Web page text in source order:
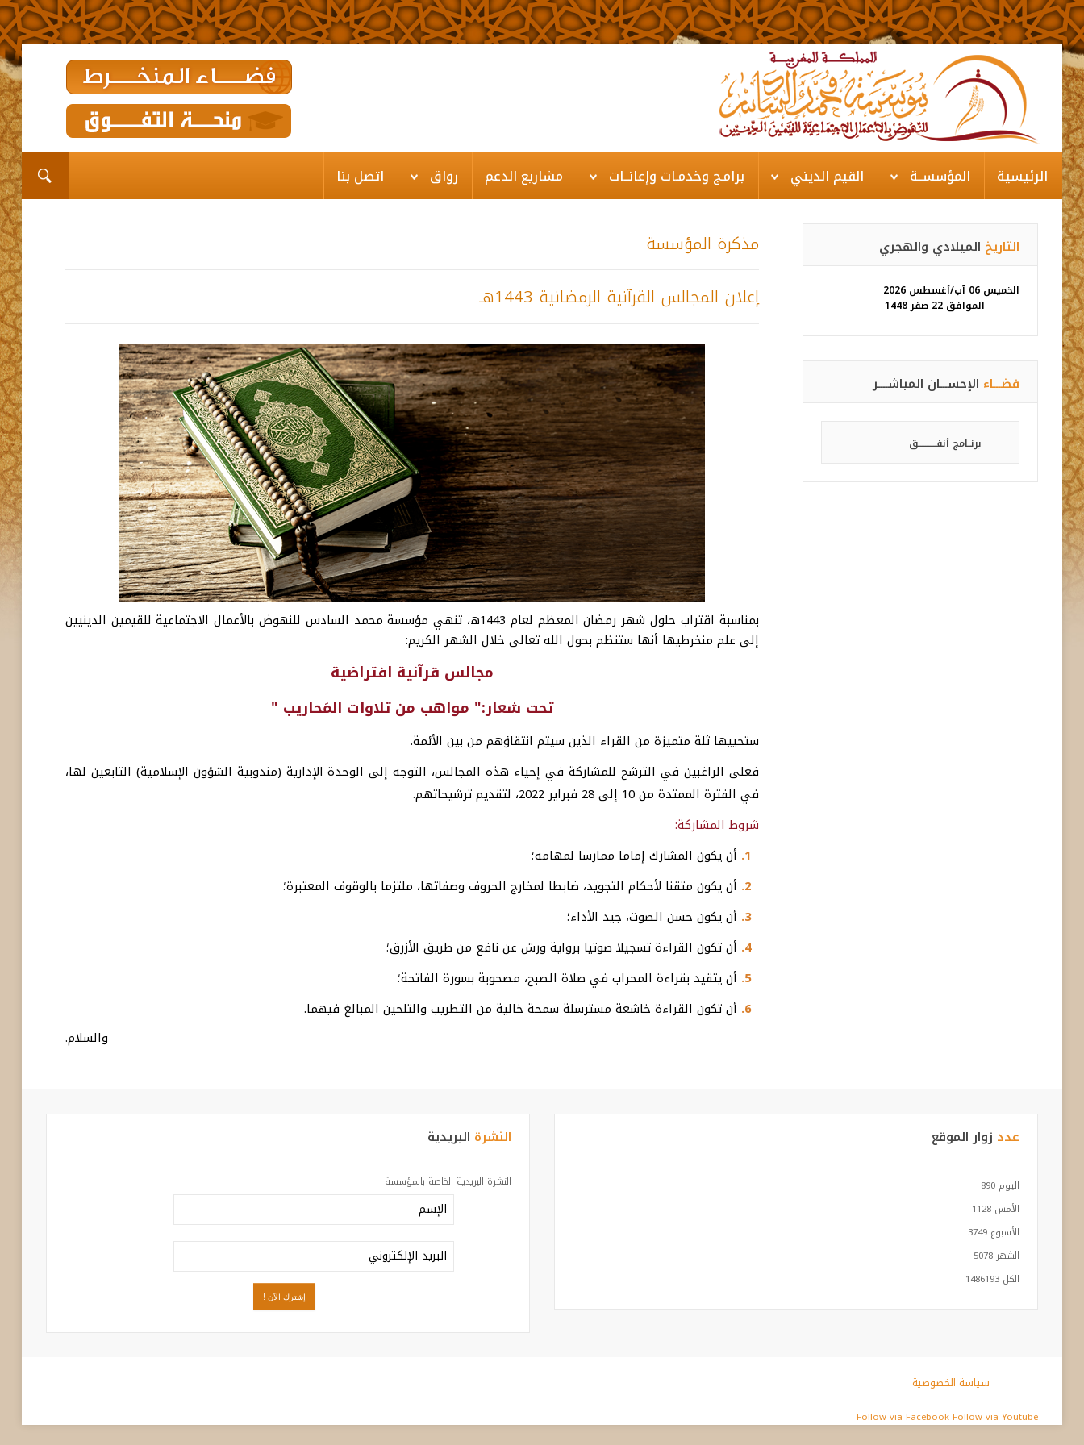
الرئيسية
المؤسســة
القيم الديني
برامـج وخدمـات وإعانــات
مشاريع الدعم
رواق
اتصل بنا
الرئيسية المؤسســة القيم الديني برامـج وخدمـات وإعانــات مشاريع الدعم رواق اتصل بنا
مذكرة المؤسسة
إعلان المجالس القرآنية الرمضانية 1443هـ‎‎
بمناسبة اقتراب حلول شهر رمضان المعظم لعام 1443ه، تنهي مؤسسة محمد السادس للنهوض بالأعمال الاجتماعية للقيمين الدينيين
إلى علم منخرطيها أنها ستنظم بحول الله تعالى خلال الشهر الكريم:
مجالس قرآنية افتراضية
تحت شعار:" مواهب من تلاوات المَحاريب "
ستحييها ثلة متميزة من القراء الذين سيتم انتقاؤهم من بين الأئمة.
فعلى الراغبين في الترشح للمشاركة في إحياء هذه المجالس، التوجه إلى الوحدة الإدارية (مندوبية الشؤون الإسلامية) التابعين لها،
في الفترة الممتدة من 10 إلى 28 فبراير 2022، لتقديم ترشيحاتهم.
شروط المشاركة:
1. أن يكون المشارك إماما ممارسا لمهامه؛
2. أن يكون متقنا لأحكام التجويد، ضابطا لمخارج الحروف وصفاتها، ملتزما بالوقوف المعتبرة؛
3. أن يكون حسن الصوت، جيد الأداء؛
4. أن تكون القراءة تسجيلا صوتيا برواية ورش عن نافع من طريق الأزرق؛
5. أن يتقيد بقراءة المحراب في صلاة الصبح، مصحوبة بسورة الفاتحة؛
6. أن تكون القراءة خاشعة مسترسلة سمحة خالية من التطريب والتلحين المبالغ فيهما.
والسلام.
التاريخ الميلادي والهجري
الخميس 06 آب/أغسطس 2026
الموافق 22 صفر 1448
فضـــاء الإحســـان المباشــــر
برنــامج أنفـــــــــــق
النشرة البريدية
النشرة البريدية الخاصة بالمؤسسة
عدد زوار الموقع
اليوم 890
الأمس 1128
الأسبوع 3749
الشهر 5078
الكل 1486193
سياسة الخصوصية
Follow via Facebook Follow via Youtube